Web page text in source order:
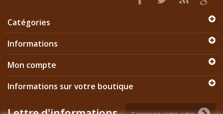
Catégories
Informations
Mon compte
Informations sur votre boutique